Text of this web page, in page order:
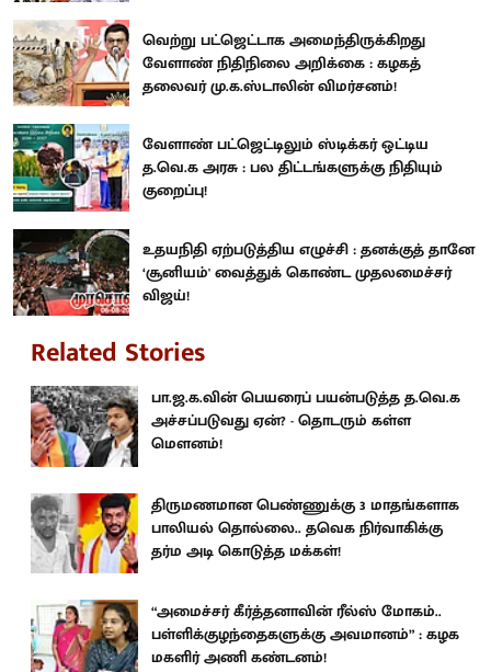
வெற்று பட்ஜெட்டாக அமைந்திருக்கிறது
வேளாண் நிதிநிலை அறிக்கை : கழகத்
தலைவர் மு.க.ஸ்டாலின் விமர்சனம்!
வேளாண் பட்ஜெட்டிலும் ஸ்டிக்கர் ஒட்டிய
த.வெ.க அரசு : பல திட்டங்களுக்கு நிதியும்
குறைப்பு!
உதயநிதி ஏற்படுத்திய எழுச்சி : தனக்குத் தானே
‘சூனியம்' வைத்துக் கொண்ட முதலமைச்சர்
விஜய்!
Related Stories
பா.ஜ.க.வின் பெயரைப் பயன்படுத்த த.வெ.க
அச்சப்படுவது ஏன்? - தொடரும் கள்ள
மெளனம்!
திருமணமான பெண்ணுக்கு 3 மாதங்களாக
பாலியல் தொல்லை.. தவெக நிர்வாகிக்கு
தர்ம அடி கொடுத்த மக்கள்!
“அமைச்சர் கீர்த்தனாவின் ரீல்ஸ் மோகம்..
பள்ளிக்குழந்தைகளுக்கு அவமானம்” : கழக
மகளிர் அணி கண்டனம்!